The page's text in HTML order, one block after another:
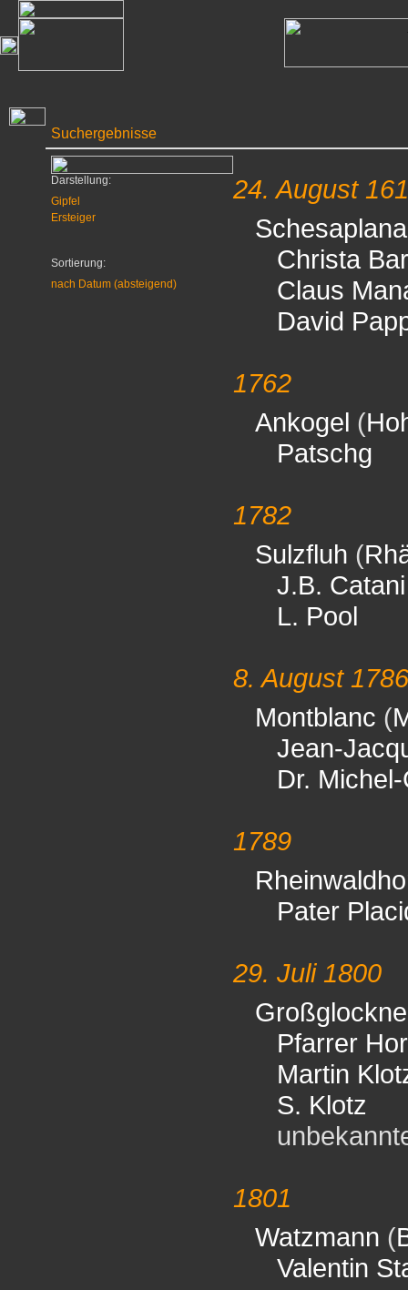
Suchergebnisse
Darstellung:
Gipfel
Ersteiger
Sortierung:
nach Datum (absteigend)
24. August
Schesaplana
Christa
Claus
David
1762
Ankogel (
Patschg
1782
Sulzfluh (
J.B. Catani
L. Pool
8. August 1786
Montblanc (
Jean-
Dr.
1789
Pater
29. Juli 1800
Pfarrer
Martin
S. Klotz
1801
Watzmann (
Valentin